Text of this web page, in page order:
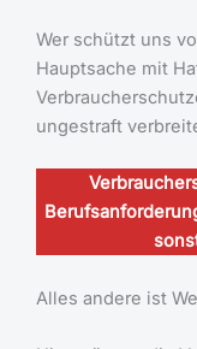
Wer schützt uns
Hauptsache mit
ungestraft
Alles andere ist